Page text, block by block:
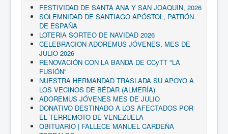
FESTIVIDAD DE SANTA ANA Y SAN JOAQUIN, 2026
SOLEMNIDAD DE SANTIAGO APÓSTOL, PATRÓN
DE ESPAÑA
LOTERIA SORTEO DE NAVIDAD 2026
CELEBRACION ADOREMUS JÓVENES, MES DE
JULIO 2026
RENOVACIÓN CON LA BANDA DE CCyTT "LA
FUSIÓN"
NUESTRA HERMANDAD TRASLADA SU APOYO A
LOS VECINOS DE BÉDAR (ALMERÍA)
ADOREMUS JÓVENES MES DE JULIO
DONATIVO DESTINADO A LOS AFECTADOS POR
EL TERREMOTO DE VENEZUELA
OBITUARIO | FALLECE MANUEL CARDEÑA